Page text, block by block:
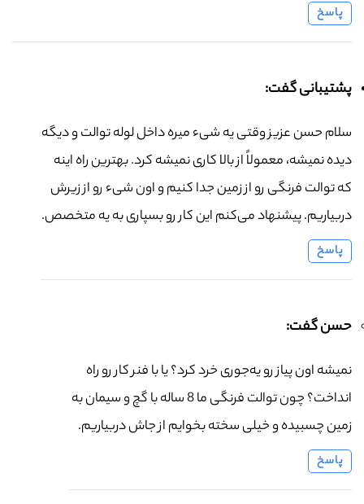
پاسخ
پشتیبانی گفت:
سلام حسن عزیز وقتی یه شیء میره داخل لوله توالت و دیگه
دیده نمیشه، معمولاً از بالا کاری نمیشه کرد. بهترین راه اینه
که توالت فرنگی رو از زمین جدا کنیم و اون شیء رو از زیرش
دربیاریم. پیشنهاد می‌کنم این کار رو بسپاری به یه متخصص.
پاسخ
حسن گفت:
نمیشه اون پیاز رو یه‌جوری خرد کرد؟ یا با فنر کار رو راه
انداخت؟ چون توالت فرنگی ما 8 ساله با گچ و سیمان به
زمین چسبیده و خیلی سخته بخوایم از جاش دربیاریم.
پاسخ